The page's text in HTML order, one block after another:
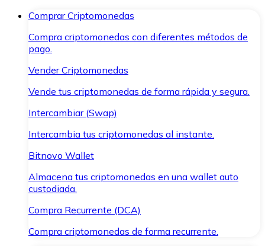
Comprar Criptomonedas
Compra criptomonedas con diferentes métodos de
pago.
Vender Criptomonedas
Vende tus criptomonedas de forma rápida y segura.
Intercambiar (Swap)
Intercambia tus criptomonedas al instante.
Bitnovo Wallet
Almacena tus criptomonedas en una wallet auto
custodiada.
Compra Recurrente (DCA)
Compra criptomonedas de forma recurrente.